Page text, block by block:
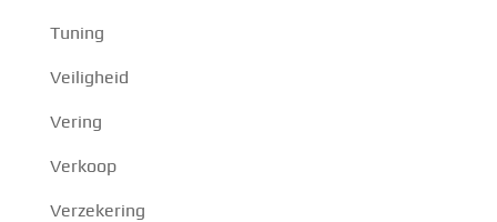
Tuning
Veiligheid
Vering
Verkoop
Verzekering